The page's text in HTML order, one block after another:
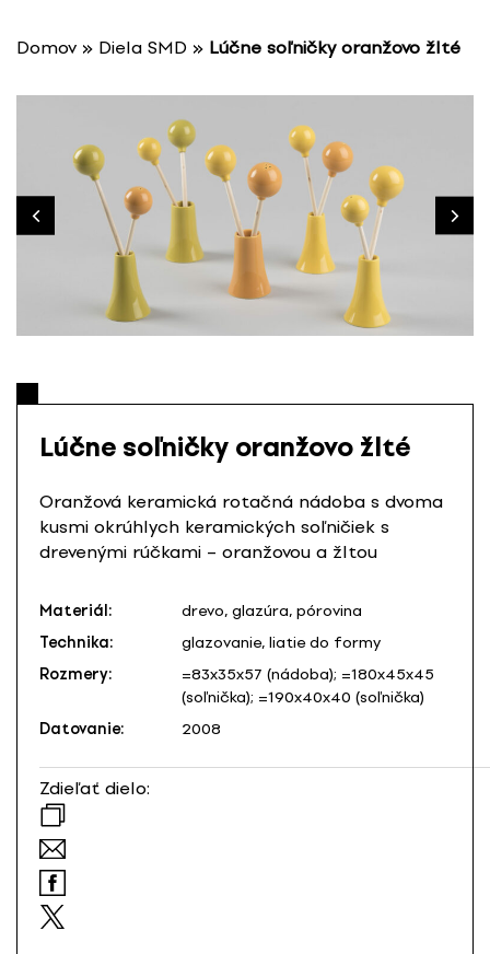
Domov » Diela SMD » Lúčne soľničky oranžovo žlté
Lúčne soľničky oranžovo žlté
Oranžová keramická rotačná nádoba s dvoma
kusmi okrúhlych keramických soľničiek s
drevenými rúčkami – oranžovou a žltou
Materiál:
drevo, glazúra, pórovina
Technika:
glazovanie, liatie do formy
Rozmery:
=83x35x57 (nádoba); =180x45x45
(soľnička); =190x40x40 (soľnička)
Datovanie:
2008
Zdieľať dielo: